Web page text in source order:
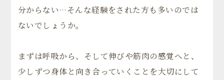
分からない…そんな経験をされた方も多いのでは
ないでしょうか。
まずは呼吸から、そして伸びや筋肉の感覚へと、
少しずつ身体と向き合っていくことを大切にして